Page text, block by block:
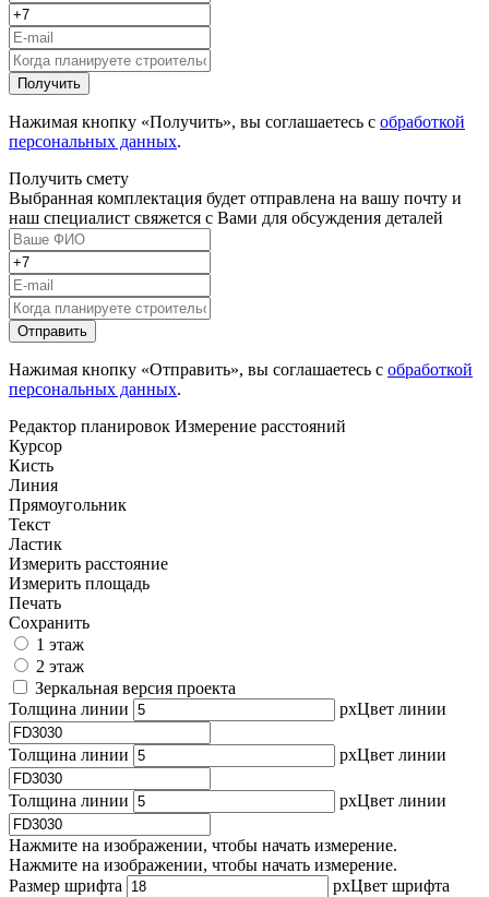
Нажимая кнопку «Получить», вы соглашаетесь с обработкой
персональных данных.
Получить смету
Выбранная комплектация будет отправлена на вашу почту и
наш специалист свяжется с Вами для обсуждения деталей
Нажимая кнопку «Отправить», вы соглашаетесь с обработкой
персональных данных.
Редактор планировок Измерение расстояний
Курсор
Кисть
Линия
Прямоугольник
Текст
Ластик
Измерить расстояние
Измерить площадь
Печать
Сохранить
1 этаж
2 этаж
Зеркальная версия проекта
Толщина линии
pxЦвет линии
Толщина линии pxЦвет линии
Толщина линии pxЦвет линии
Нажмите на изображении, чтобы начать измерение.
Нажмите на изображении, чтобы начать измерение.
Размер шрифта
pxЦвет шрифта